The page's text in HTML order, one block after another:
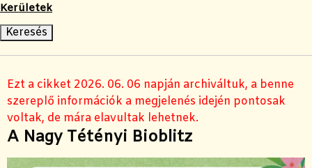
Kerületek
Ezt a cikket 2026. 06. 06 napján archiváltuk, a benne
szereplő információk a megjelenés idején pontosak
voltak, de mára elavultak lehetnek.
A Nagy Tétényi Bioblitz